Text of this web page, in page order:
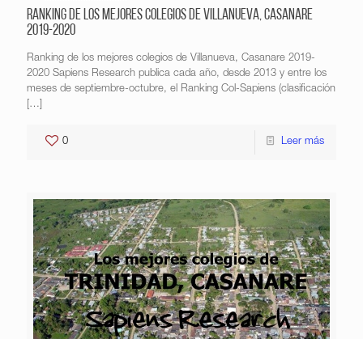
Ranking de los mejores colegios de Villanueva, Casanare
2019-2020
Ranking de los mejores colegios de Villanueva, Casanare 2019-
2020 Sapiens Research publica cada año, desde 2013 y entre los
meses de septiembre-octubre, el Ranking Col-Sapiens (clasificación
[…]
0 Leer más